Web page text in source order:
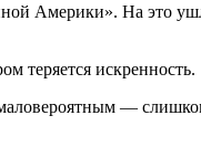
Америки». На это
теряется искренность.
—